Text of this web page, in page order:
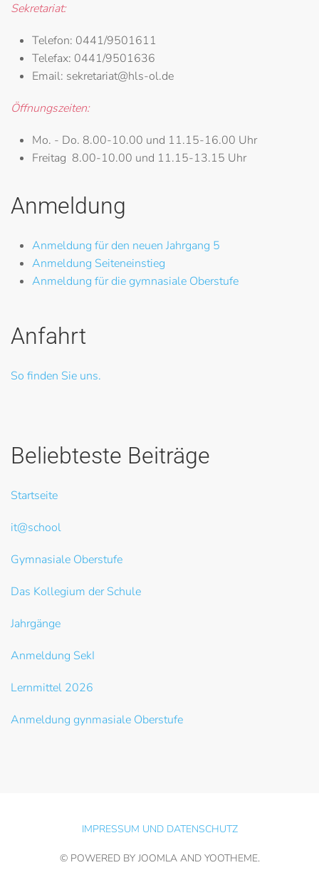
Sekretariat:
Telefon: 0441/9501611
Telefax: 0441/9501636
Email: sekretariat@hls-ol.de
Öffnungszeiten:
Mo. - Do. 8.00-10.00 und 11.15-16.00 Uhr
Freitag 8.00-10.00 und 11.15-13.15 Uhr
Anmeldung
Anmeldung für den neuen Jahrgang 5
Anmeldung Seiteneinstieg
Anmeldung für die gymnasiale Oberstufe
Anfahrt
So finden Sie uns.
Beliebteste Beiträge
Startseite
it@school
Gymnasiale Oberstufe
Das Kollegium der Schule
Jahrgänge
Anmeldung SekI
Lernmittel 2026
Anmeldung gynmasiale Oberstufe
IMPRESSUM UND DATENSCHUTZ
© POWERED BY JOOMLA AND YOOTHEME.